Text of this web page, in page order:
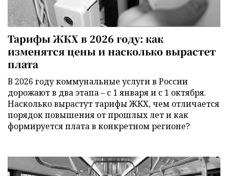
Тарифы ЖКХ в 2026 году: как
изменятся цены и насколько вырастет
плата
В 2026 году коммунальные услуги в России
дорожают в два этапа – с 1 января и с 1 октября.
Насколько вырастут тарифы ЖКХ, чем отличается
порядок повышения от прошлых лет и как
формируется плата в конкретном регионе?